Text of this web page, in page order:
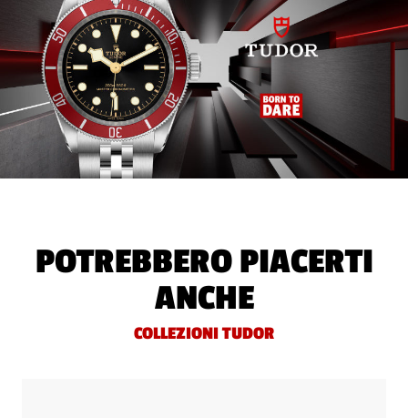
POTREBBERO PIACERTI
ANCHE
COLLEZIONI TUDOR